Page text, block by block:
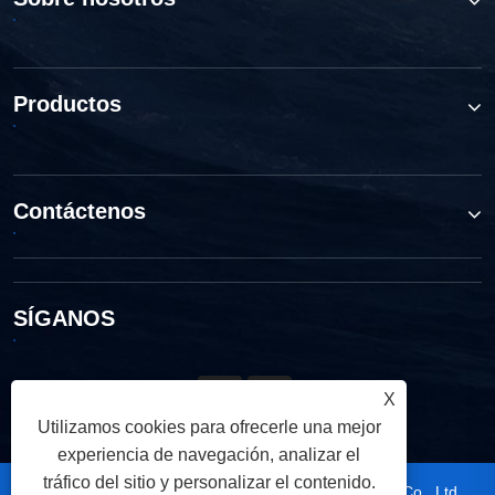
Productos
Contáctenos
SÍGANOS
X
Utilizamos cookies para ofrecerle una mejor
experiencia de navegación, analizar el
tráfico del sitio y personalizar el contenido.